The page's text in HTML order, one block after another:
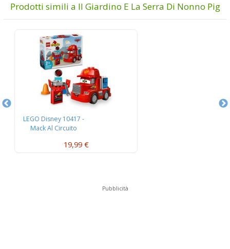
Prodotti simili a Il Giardino E La Serra Di Nonno Pig
LEGO Disney 10417 -
Mack Al Circuito
19,99 €
Pubblicità